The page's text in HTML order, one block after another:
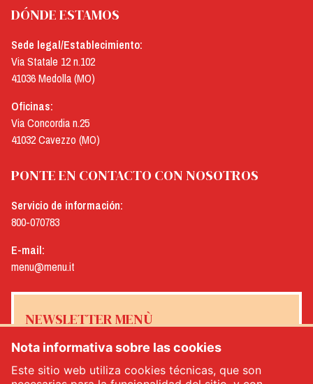
DÓNDE ESTAMOS
Sede legal/Establecimiento:
Via Statale 12 n.102
41036 Medolla (MO)
Oficinas:
Via Concordia n.25
41032 Cavezzo (MO)
PONTE EN CONTACTO CON NOSOTROS
Servicio de información:
800-070783
E-mail:
menu@menu.it
NEWSLETTER MENÙ
Nota informativa sobre las cookies
Este sitio web utiliza cookies técnicas, que son